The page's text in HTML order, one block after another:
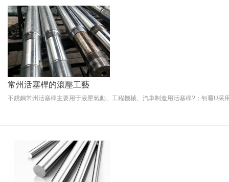
常州活塞桿的滾壓工藝
不銹鋼常州活塞桿主要用于液壓氣動、工程機械、汽車制造用活塞桿?；钊麠U